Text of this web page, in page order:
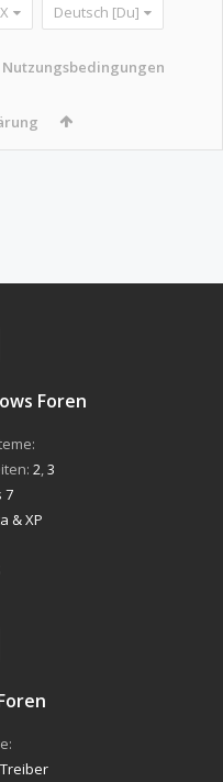
Deutsch [Du]
Nutzungsbedingungen
Foren
2 3
7
& XP